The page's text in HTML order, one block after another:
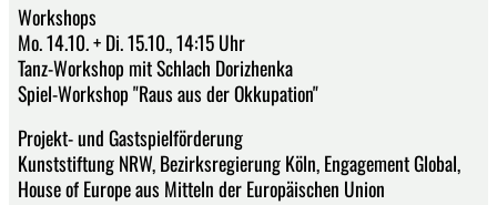
Workshops
Mo. 14.10. + Di. 15.10., 14:15 Uhr
Tanz-Workshop mit Schlach Dorizhenka
Spiel-Workshop "Raus aus der Okkupation"
Projekt- und Gastspielförderung
Kunststiftung NRW, Bezirksregierung Köln, Engagement Global,
House of Europe aus Mitteln der Europäischen Union